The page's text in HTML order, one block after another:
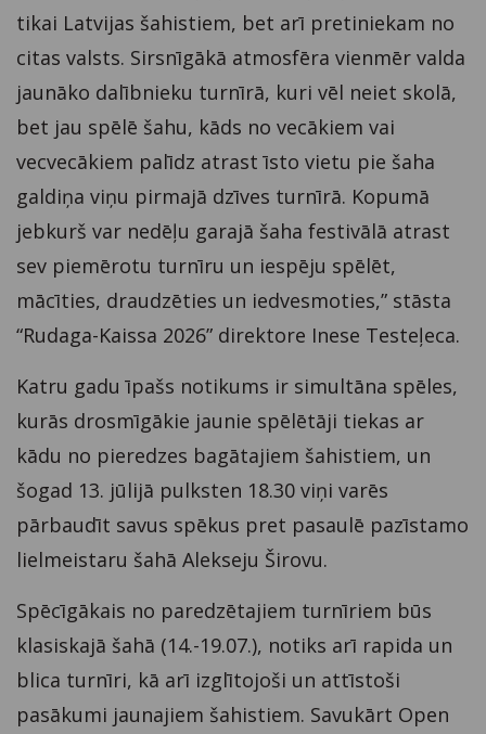
tikai Latvijas šahistiem, bet arī pretiniekam no
citas valsts. Sirsnīgākā atmosfēra vienmēr valda
jaunāko dalībnieku turnīrā, kuri vēl neiet skolā,
bet jau spēlē šahu, kāds no vecākiem vai
vecvecākiem palīdz atrast īsto vietu pie šaha
galdiņa viņu pirmajā dzīves turnīrā. Kopumā
jebkurš var nedēļu garajā šaha festivālā atrast
sev piemērotu turnīru un iespēju spēlēt,
mācīties, draudzēties un iedvesmoties,” stāsta
“Rudaga-Kaissa 2026” direktore Inese Testeļeca.
Katru gadu īpašs notikums ir simultāna spēles,
kurās drosmīgākie jaunie spēlētāji tiekas ar
kādu no pieredzes bagātajiem šahistiem, un
šogad 13. jūlijā pulksten 18.30 viņi varēs
pārbaudīt savus spēkus pret pasaulē pazīstamo
lielmeistaru šahā Alekseju Širovu.
Spēcīgākais no paredzētajiem turnīriem būs
klasiskajā šahā (14.-19.07.), notiks arī rapida un
blica turnīri, kā arī izglītojoši un attīstoši
pasākumi jaunajiem šahistiem. Savukārt Open